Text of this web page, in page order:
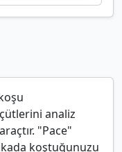
analiz
"Pace"
koştuğunuzu